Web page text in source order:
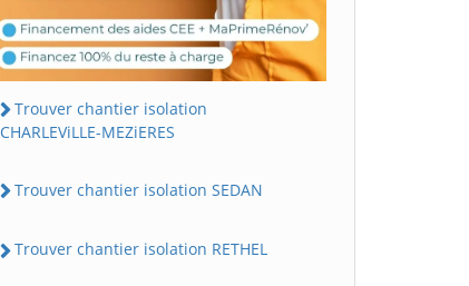
Trouver chantier isolation
CHARLEViLLE-MEZiERES
Trouver chantier isolation SEDAN
Trouver chantier isolation RETHEL